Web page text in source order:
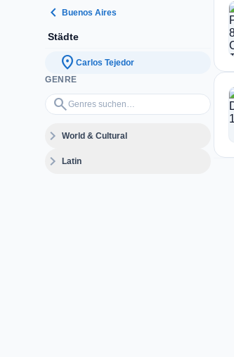
chevron_left Buenos Aires
Städte
location_on Carlos Tejedor
GENRE
search
Genres suchen…
expand_moreWorld & Cultural
expand_moreLatin